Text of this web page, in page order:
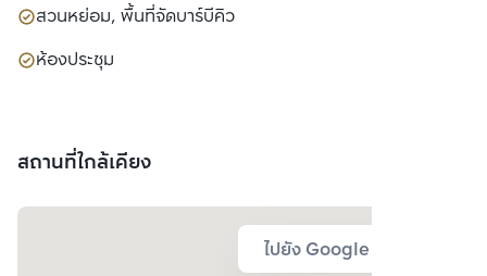
สวนหย่อม, พื้นที่จัดบาร์บีคิว
ห้องประชุม
สถานที่ใกล้เคียง
ไปยัง Google Map